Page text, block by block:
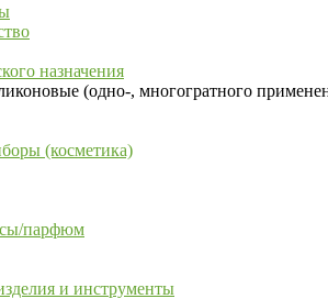
назначения
(косметика)
парфюм
и инструменты